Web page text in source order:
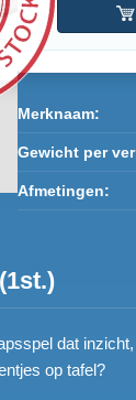
Merknaam:
Gewicht per
Afmetingen:
dat
op tafel?